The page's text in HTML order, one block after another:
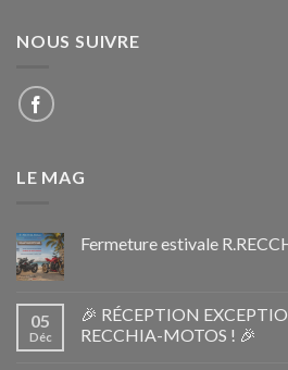
NOUS SUIVRE
LE MAG
Fermeture estivale
05
Déc
🎉 RÉCEPTION
RECCHIA-MOTOS ! 🎉